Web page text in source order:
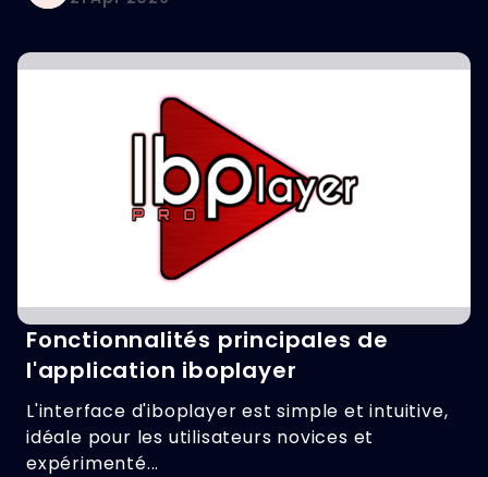
Fonctionnalités principales de
l'application iboplayer
L'interface d'iboplayer est simple et intuitive,
idéale pour les utilisateurs novices et
expérimenté...